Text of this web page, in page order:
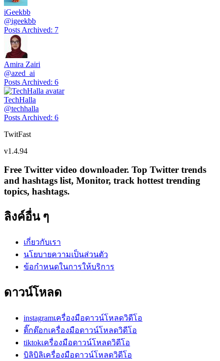
iGeekbb
@igeekbb
Posts Archived: 7
Amira Zairi
@azed_ai
Posts Archived: 6
TechHalla
@techhalla
Posts Archived: 6
TwitFast
v1.4.94
Free Twitter video downloader. Top Twitter trends
and hashtags list, Monitor, track hottest trending
topics, hashtags.
ลิงค์อื่น ๆ
เกี่ยวกับเรา
นโยบายความเป็นส่วนตัว
ข้อกำหนดในการให้บริการ
ดาวน์โหลด
instagramเครื่องมือดาวน์โหลดวิดีโอ
ติ๊กต๊อกเครื่องมือดาวน์โหลดวิดีโอ
tiktokเครื่องมือดาวน์โหลดวิดีโอ
บิลิบิลิเครื่องมือดาวน์โหลดวิดีโอ